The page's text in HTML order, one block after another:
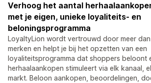
Verhoog het aantal
met je eigen, unieke loyaliteits- en
beloningsprogramma
LoyaltyLion wordt vertrouwd door meer
merken en helpt je bij het opzetten van een
loyaliteitsprogramma dat shoppers beloont
herhaalaankopen stimuleert via elk kanaal,
markt. Beloon aankopen, beoordelingen,